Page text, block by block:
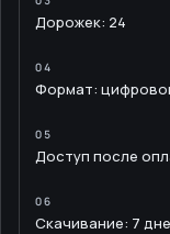
Дорожек: 24
Формат:
Доступ после
Скачивание: 7